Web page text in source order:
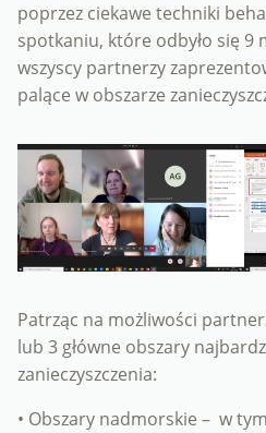
poprzez ciekawe techniki
spotkaniu, które odbyło się 9
wszyscy partnerzy
palące w obszarze
Patrząc na możliwości
lub 3 główne obszary
zanieczyszczenia:
• Obszary nadmorskie – w